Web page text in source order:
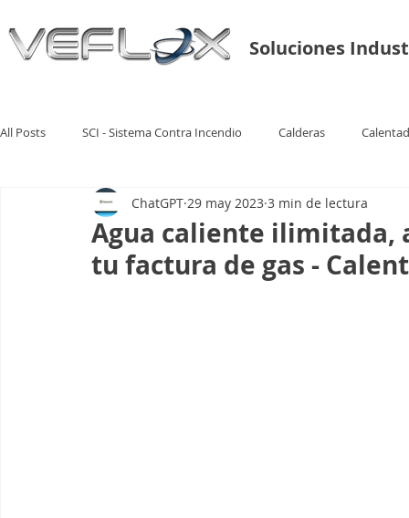
Soluciones
All Posts SCI - Sistema Contra Incendio Calderas
Agua caliente ilimitada,
tu factura de gas -
ChatGPT 29 may 2023 3 min de lectura